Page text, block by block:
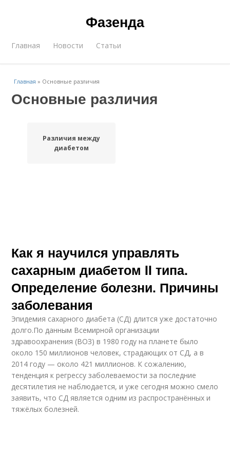
Фазенда
Главная Новости Статьи
Главная » Основные различия
Основные различия
Различия между
диабетом
Как я научился управлять
сахарным диабетом II типа.
Определение болезни. Причины
заболевания
Эпидемия сахарного диабета (СД) длится уже достаточно
долго.По данным Всемирной организации
здравоохранения (ВОЗ) в 1980 году на планете было
около 150 миллионов человек, страдающих от СД, а в
2014 году — около 421 миллионов. К сожалению,
тенденция к регрессу заболеваемости за последние
десятилетия не наблюдается, и уже сегодня можно смело
заявить, что СД является одним из распространённых и
тяжёлых болезней.